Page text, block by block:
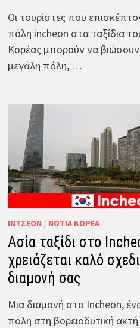
Οι τουρίστες που
πόλη incheon στα ταξίδια
Κορέας μπορούν να
μεγάλη πόλη, …
ΊΝΤΣΕΟΝ / ΝΌΤΙΑ ΚΟΡΈΑ
Ασία ταξίδι στο
χρειάζεται καλό
διαμονή σας
Μια διαμονή στο Incheon,
πόλη στη βορειοδυτική